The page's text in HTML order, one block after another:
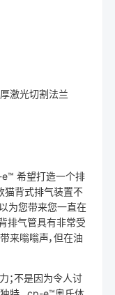
激光切割法兰
e™ 希望打造一个排
猫背式排气装置不
为您带来您一直在
排气管具有非常受
来嗡嗡声，但在油
；不是因为令人讨